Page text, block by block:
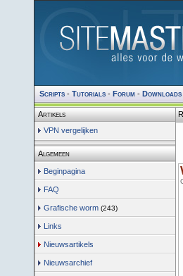
Scripts- Tutorials- Forum- Downloads
Artikels
VPN vergelijken
Algemeen
Beginpagina
FAQ
Grafische worm (243)
Links
Nieuwsartikels
Nieuwsarchief